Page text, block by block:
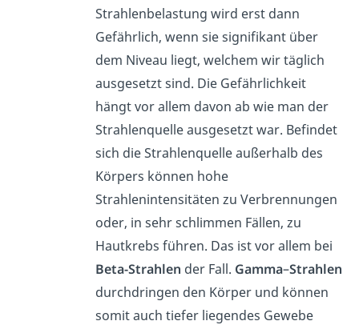
Strahlenbelastung wird erst dann
Gefährlich, wenn sie signifikant über
dem Niveau liegt, welchem wir täglich
ausgesetzt sind. Die Gefährlichkeit
hängt vor allem davon ab wie man der
Strahlenquelle ausgesetzt war. Befindet
sich die Strahlenquelle außerhalb des
Körpers können hohe
Strahlenintensitäten zu Verbrennungen
oder, in sehr schlimmen Fällen, zu
Hautkrebs führen. Das ist vor allem bei
Beta-Strahlen der Fall. Gamma–Strahlen
durchdringen den Körper und können
somit auch tiefer liegendes Gewebe